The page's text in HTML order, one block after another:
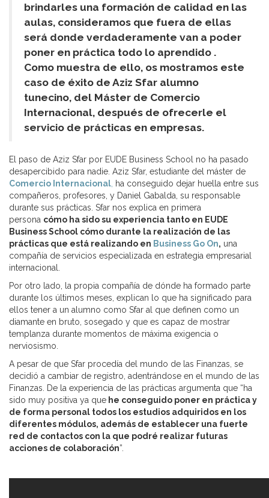
brindarles una formación de calidad en las
aulas, consideramos que fuera de ellas
será donde verdaderamente van a poder
poner en práctica todo lo aprendido .
Como muestra de ello, os mostramos este
caso de éxito de Aziz Sfar alumno
tunecino, del Máster de Comercio
Internacional, después de ofrecerle el
servicio de prácticas en empresas.
El paso de Aziz Sfar por EUDE Business School no ha pasado
desapercibido para nadie. Aziz Sfar, estudiante del máster de
Comercio Internacional ha conseguido dejar huella entre sus
compañeros, profesores, y Daniel Gabalda, su responsable
durante sus prácticas. Sfar nos explica en primera
persona cómo ha sido su experiencia tanto en EUDE
Business School cómo durante la realización de las
prácticas que está realizando en Business Go On, una
compañía de servicios especializada en estrategia empresarial
internacional.
Por otro lado, la propia compañía de dónde ha formado parte
durante los últimos meses, explican lo que ha significado para
ellos tener a un alumno como Sfar al que definen como un
diamante en bruto, sosegado y que es capaz de mostrar
templanza durante momentos de máxima exigencia o
nerviosismo.
A pesar de que Sfar procedía del mundo de las Finanzas, se
decidió a cambiar de registro, adentrándose en el mundo de las
Finanzas. De la experiencia de las prácticas argumenta que “ha
sido muy positiva ya que he conseguido poner en práctica y
de forma personal todos los estudios adquiridos en los
diferentes módulos, además de establecer una fuerte
red de contactos con la que podré realizar futuras
acciones de colaboración”.